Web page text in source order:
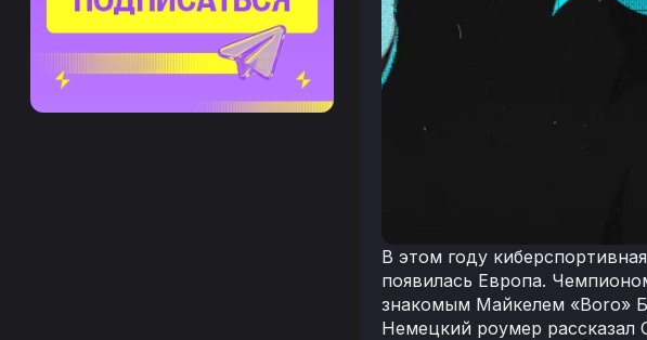
В этом году
появилась Европа.
знакомым Майкелем «Boro»
Немецкий роумер рассказал